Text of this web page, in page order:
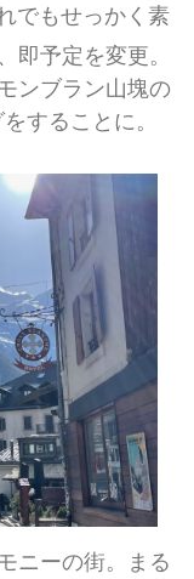
でもせっかく素
即予定を変更。
ンブラン山塊の
することに。
ニーの街。まる